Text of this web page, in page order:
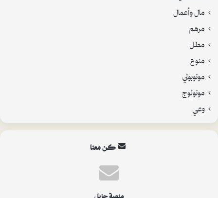
مال وأعمال
مرهم
مطل
منوع
مونوبولي
مونولوج
وعي
كن معنا